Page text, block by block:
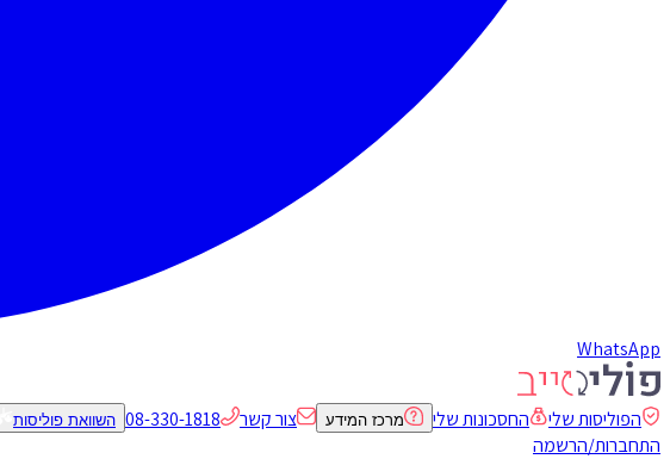
WhatsApp
הפוליסות שלי החסכונות שלי מרכז המידע צור קשר 08-330-1818 השוואת פוליסות
התחברות/הרשמה